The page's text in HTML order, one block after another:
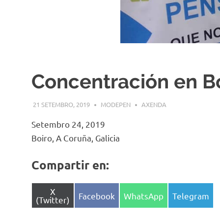
Concentración en
21 SETEMBRO, 2019 MODEPEN AXENDA
Setembro 24, 2019
Boiro, A Coruña, Galicia
Compartir en:
Share
on
X
(Twitter)
Share
Facebook
Share
WhatsApp
Share
Telegram